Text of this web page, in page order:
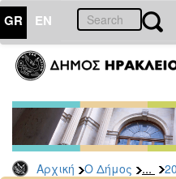
GR EN
Αρχική Ο Δήμος ...
ΔΗΜΟΣ
Δελτία
Τύπου
Αρχείο
2026